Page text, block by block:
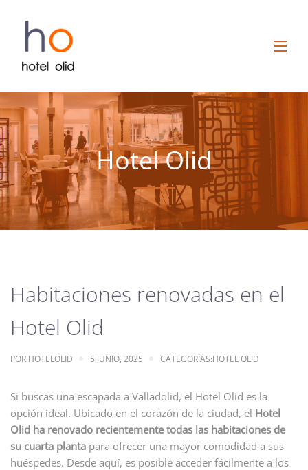
Hotel Olid
Habitaciones renovadas en el
Hotel Olid
POR HOTELOLID 5 JUNIO, 2025 CATEGORÍAS:HOTEL OLID
Si buscas una escapada a Valladolid, el Hotel Olid es la
opción ideal. Ubicado en el corazón de la ciudad, el Hotel
Olid ha renovado recientemente todas las habitaciones de
su cuarta planta para ofrecer una mayor comodidad a sus
huéspedes. Desde aquí, es posible acceder fácilmente a los